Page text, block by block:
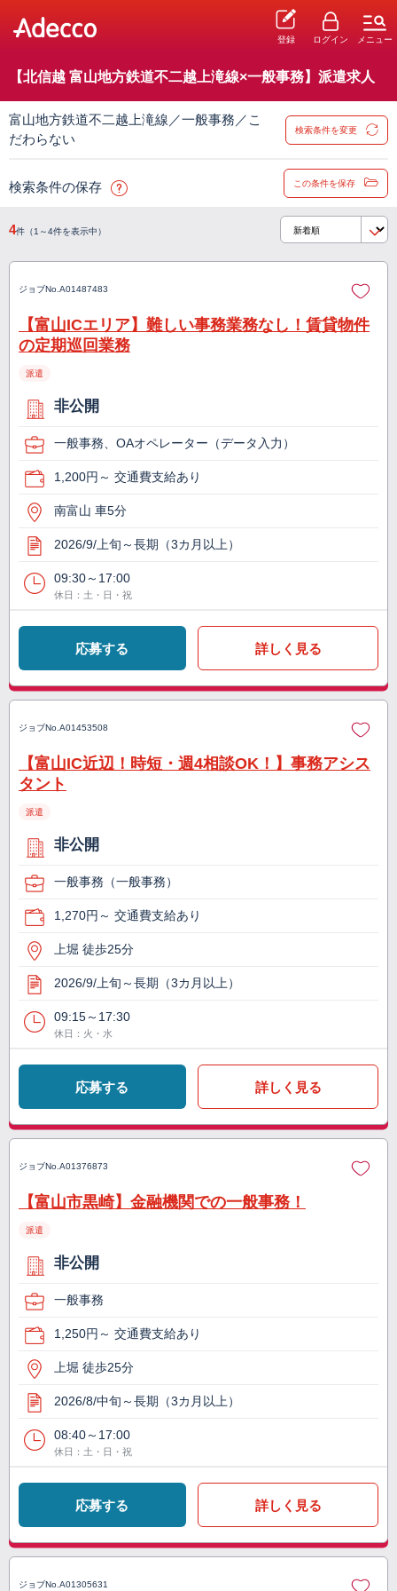
登録 ログイン メニュー
【北信越 富山地方鉄道不二越上滝線×一般事務】派遣求人
富山地方鉄道不二越上滝線／一般事務／こ
だわらない
検索条件を変更
検索条件の保存 この条件を保存
4件（1～4件を表示中）
ジョブNo. A01487483
【富山ICエリア】難しい事務業務なし！賃貸物件
の定期巡回業務
派遣
非公開
一般事務、OAオペレーター（データ入力）
1,200円～ 交通費支給あり
南富山 車5分
2026/9/上旬～長期（3カ月以上）
09:30～17:00
休日：土・日・祝
応募する 詳しく見る
ジョブNo. A01453508
【富山IC近辺！時短・週4相談OK！】事務アシス
タント
派遣
非公開
一般事務（一般事務）
1,270円～ 交通費支給あり
上堀 徒歩25分
2026/9/上旬～長期（3カ月以上）
09:15～17:30
休日：火・水
応募する 詳しく見る
ジョブNo. A01376873
【富山市黒崎】金融機関での一般事務！
派遣
非公開
一般事務
1,250円～ 交通費支給あり
上堀 徒歩25分
2026/8/中旬～長期（3カ月以上）
08:40～17:00
休日：土・日・祝
応募する 詳しく見る
ジョブNo. A01305631